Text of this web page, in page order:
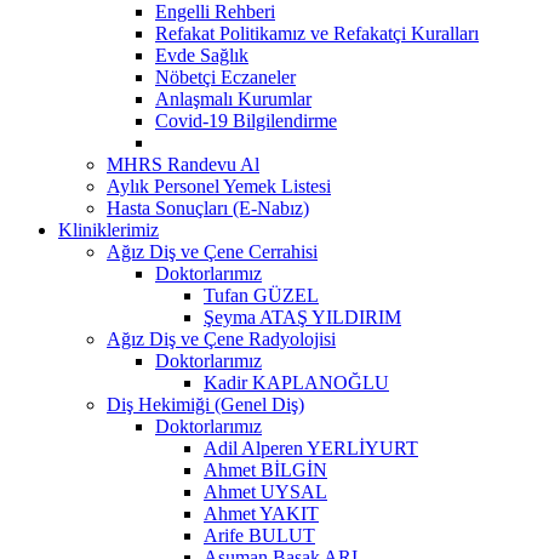
Engelli Rehberi
Refakat Politikamız ve Refakatçi Kuralları
Evde Sağlık
Nöbetçi Eczaneler
Anlaşmalı Kurumlar
Covid-19 Bilgilendirme
MHRS Randevu Al
Aylık Personel Yemek Listesi
Hasta Sonuçları (E-Nabız)
Kliniklerimiz
Ağız Diş ve Çene Cerrahisi
Doktorlarımız
Tufan GÜZEL
Şeyma ATAŞ YILDIRIM
Ağız Diş ve Çene Radyolojisi
Doktorlarımız
Kadir KAPLANOĞLU
Diş Hekimiği (Genel Diş)
Doktorlarımız
Adil Alperen YERLİYURT
Ahmet BİLGİN
Ahmet UYSAL
Ahmet YAKIT
Arife BULUT